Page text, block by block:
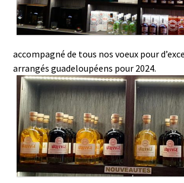
accompagné de tous nos voeux pour
arrangés guadeloupéens pour 2024.